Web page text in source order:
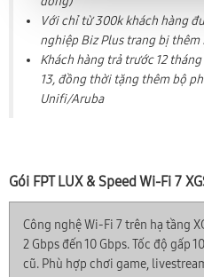
Với chỉ từ 300k khách hàng
nghiệp Biz Plus trang bị thêm
Khách hàng trả trước 12
13, đồng thời tặng thêm bộ
Unifi/Aruba
Gói FPT LUX & Speed Wi-Fi 7
Công nghệ Wi-Fi 7 trên hạ tầng
2 Gbps đến 10 Gbps. Tốc độ gấp
cũ. Phù hợp chơi game,